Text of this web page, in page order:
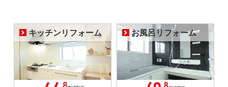
キッチンリフォーム お風呂リフォーム